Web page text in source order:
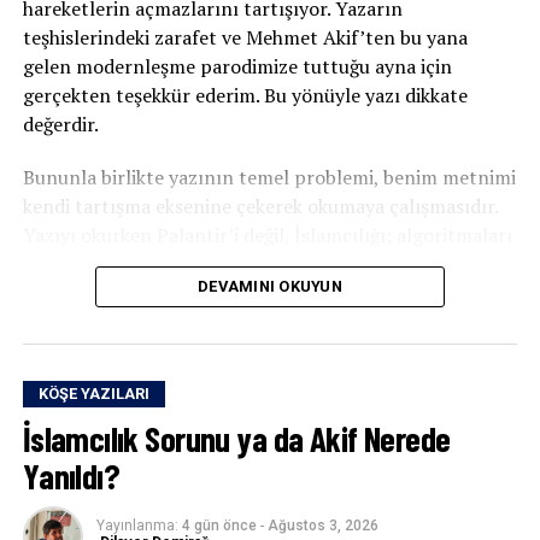
hareketlerin açmazlarını tartışıyor. Yazarın
teşhislerindeki zarafet ve Mehmet Akif’ten bu yana
gelen modernleşme parodimize tuttuğu ayna için
gerçekten teşekkür ederim. Bu yönüyle yazı dikkate
değerdir.
Bununla birlikte yazının temel problemi, benim metnimi
kendi tartışma eksenine çekerek okumaya çalışmasıdır.
değil, Mehmet Âkif’i; veri sömürgeciliğini değil,
Müslümanların tarihsel muhasebesini merkeze alıyor.
ıskalanmış oluyor.
Bugün CIA’nın, Pentagon’un, NATO’nun, İsrail’in ve
büyük teknoloji şirketlerinin birlikte kurduğu veri
egemenliğini anlamadan ne İslamcılığı eleştirebiliriz ne
de liberalizmi, sosyalizmi savunabiliriz.
DEVAMINI OKUYUN
KÖŞE YAZILARI
İslamcılık Sorunu ya da Akif Nerede
Yanıldı?
Yayınlanma: 4 gün önce - Ağustos 3, 2026